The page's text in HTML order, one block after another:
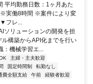
平均勤務日数：1ヶ月あた
※実働8時間 ※案件により変
▼フレ...
ソリューションの開発を担
構築からAPI化までを行い
：機械学習エ...
主婦・主夫歓迎
固定時間制
転勤なし
費全額支給 午前
経験者歓迎